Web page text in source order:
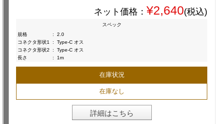
ネット価格： ¥2,640(税込)
スペック
規格
:
2.0
コネクタ形状1
:
Type-C オス
コネクタ形状2
:
Type-C オス
長さ
: 1m
在庫状況
在庫なし
詳細はこちら